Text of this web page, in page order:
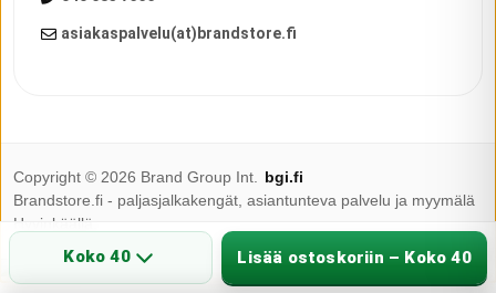
Koko 40 Lisää ostoskoriin – Koko 40
asiakaspalvelu(at)brandstore.fi
Copyright © 2026 Brand Group Int.
bgi.fi
Brandstore.fi - paljasjalkakengät, asiantunteva palvelu ja myymälä
Hyvinkäällä.